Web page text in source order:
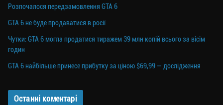
Розпочалося передзамовлення GTA 6
GTA 6 не буде продаватися в росії
Чутки: GTA 6 могла продатися тиражем 39 млн копій всього за вісім
годин
GTA 6 найбільше принесе прибутку за ціною $69,99 — дослідження
Останні коментарі